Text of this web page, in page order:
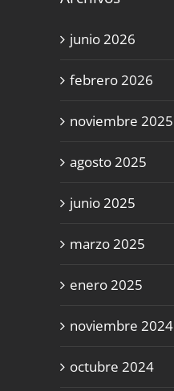
junio 2026
febrero 2026
noviembre 2025
agosto 2025
junio 2025
marzo 2025
enero 2025
noviembre 2024
octubre 2024